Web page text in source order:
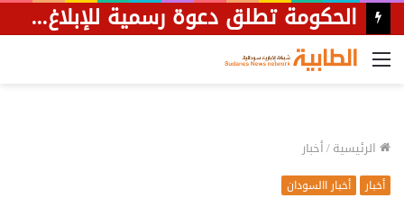
الحكومة تطلق دعوة رسمية للإبلاغ عن مجهولي الهوية في المنازل
القائمة
الرئيسية/أخبار
أخبار أخبار االسودان